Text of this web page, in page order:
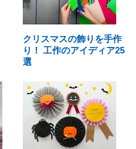
クリスマスの飾りを手作
り！ 工作のアイディア25
選